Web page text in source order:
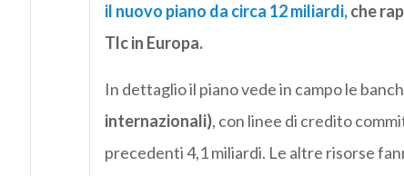
il nuovo piano da circa 12 miliardi,che
Tlc in Europa.
In dettaglio il piano vede in campo le
internazionali), con linee di credito
precedenti 4,1 miliardi. Le altre risorse